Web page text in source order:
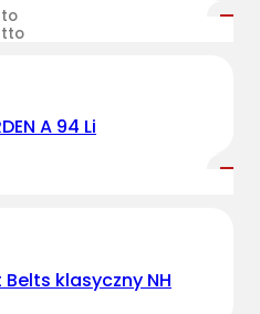
A 94 Li
klasyczny NH